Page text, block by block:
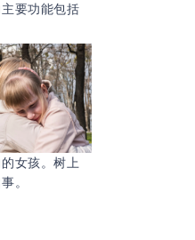
要功能包括
女孩。树上
。